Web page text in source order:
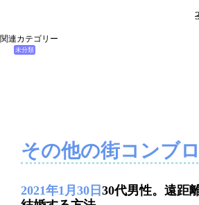
関連カテゴリー
未分類
その他の街コンブ
2021年1月30日 30代男性。遠距